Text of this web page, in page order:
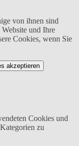
von ihnen sind
und Ihre
Cookies, wenn Sie
akzeptieren
Cookies und
zu